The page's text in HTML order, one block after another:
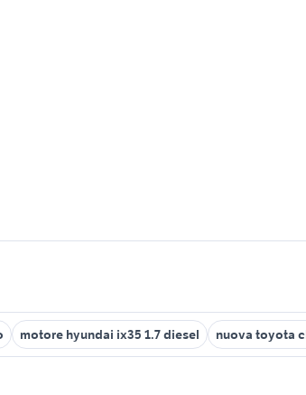
motore hyundai ix35 1.7 diesel nuova toyota